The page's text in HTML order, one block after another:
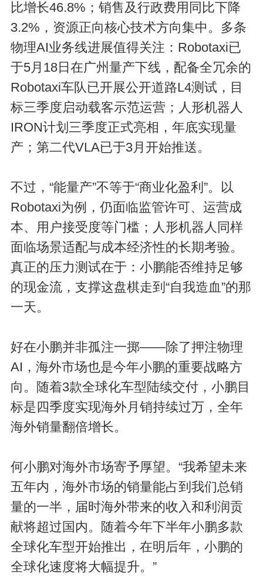
比增长46.8%；销售及行政费用同比下降
3.2%，资源正向核心技术方向集中。多条
物理AI业务线进展值得关注：Robotaxi已
于5月18日在广州量产下线，配备全冗余的
Robotaxi车队已开展公开道路L4测试，目
标三季度启动载客示范运营；人形机器人
IRON计划三季度正式亮相，年底实现量
产；第二代VLA已于3月开始推送。
不过，“能量产”不等于“商业化盈利”。以
Robotaxi为例，仍面临监管许可、运营成
本、用户接受度等门槛；人形机器人同样
面临场景适配与成本经济性的长期考验。
真正的压力测试在于：小鹏能否维持足够
的现金流，支撑这盘棋走到“自我造血”的那
一天。
好在小鹏并非孤注一掷——除了押注物理
AI，海外市场也是今年小鹏的重要战略方
向。随着3款全球化车型陆续交付，小鹏目
标是四季度实现海外月销持续过万，全年
海外销量翻倍增长。
何小鹏对海外市场寄予厚望。“我希望未来
五年内，海外市场的销量能占到我们总销
量的一半，届时海外带来的收入和利润贡
献将超过国内。随着今年下半年小鹏多款
全球化车型开始推出，在明后年，小鹏的
全球化速度将大幅提升。”